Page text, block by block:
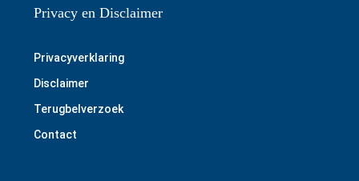
Privacy en Disclaimer
Privacyverklaring
Disclaimer
Terugbelverzoek
Contact